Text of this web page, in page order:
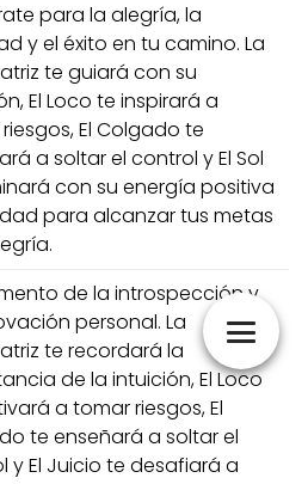
para la alegría, la
y el éxito en tu camino. La
te guiará con su
El Loco te inspirará a
El Colgado te
a soltar el control y El Sol
con su energía positiva
para alcanzar tus metas
de la introspección y
personal. La
te recordará la
de la intuición, El Loco
a tomar riesgos, El
te enseñará a soltar el
y El Juicio te desafiará a